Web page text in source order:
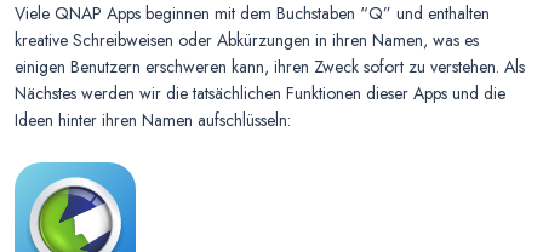
Viele QNAP Apps beginnen mit dem Buchstaben “Q” und enthalten
kreative Schreibweisen oder Abkürzungen in ihren Namen, was es
einigen Benutzern erschweren kann, ihren Zweck sofort zu verstehen. Als
Nächstes werden wir die tatsächlichen Funktionen dieser Apps und die
Ideen hinter ihren Namen aufschlüsseln: